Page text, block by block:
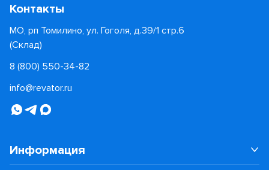
Контакты
МО, рп Томилино, ул. Гоголя, д.39/1 стр.6
(Склад)
8 (800) 550-34-82
info@revator.ru
Информация